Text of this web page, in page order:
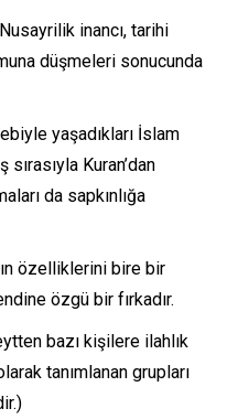
inancı, tarihi
düşmeleri sonucunda
yaşadıkları İslam
sırasıyla Kuran’dan
da sapkınlığa
özelliklerini bire bir
özgü bir fırkadır.
bazı kişilere ilahlık
tanımlanan grupları